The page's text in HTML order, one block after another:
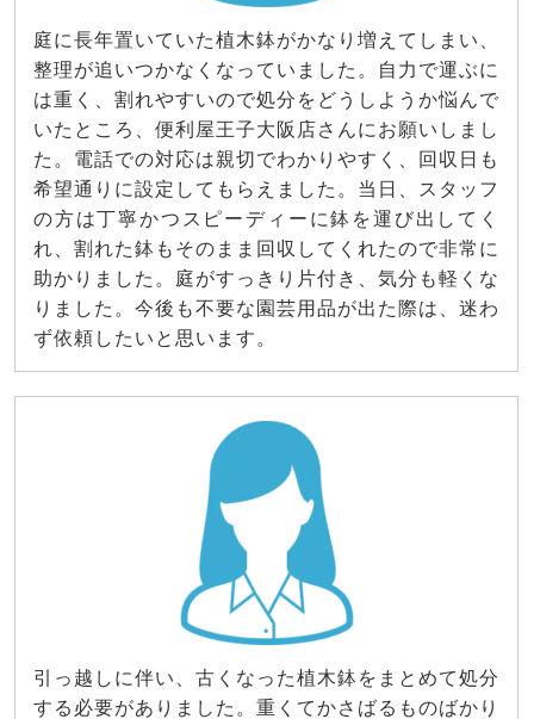
庭に長年置いていた植木鉢がかなり増えてしまい、
整理が追いつかなくなっていました。自力で運ぶに
は重く、割れやすいので処分をどうしようか悩んで
いたところ、便利屋王子大阪店さんにお願いしまし
た。電話での対応は親切でわかりやすく、回収日も
希望通りに設定してもらえました。当日、スタッフ
の方は丁寧かつスピーディーに鉢を運び出してく
れ、割れた鉢もそのまま回収してくれたので非常に
助かりました。庭がすっきり片付き、気分も軽くな
りました。今後も不要な園芸用品が出た際は、迷わ
ず依頼したいと思います。
引っ越しに伴い、古くなった植木鉢をまとめて処分
する必要がありました。重くてかさばるものばかり